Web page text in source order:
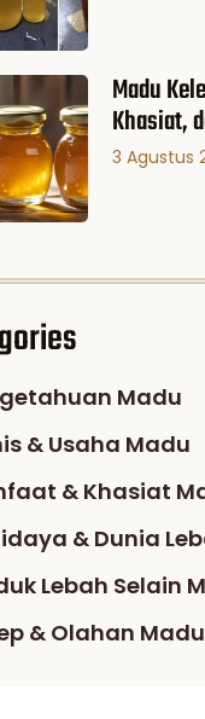
Madu
Khasiat,
3 Agustus
Madu
& Usaha Madu
& Khasiat
& Dunia
Lebah Selain
& Olahan Madu